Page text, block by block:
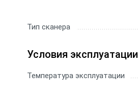
Тип сканера
Условия эксплуатации
Температура эксплуатации